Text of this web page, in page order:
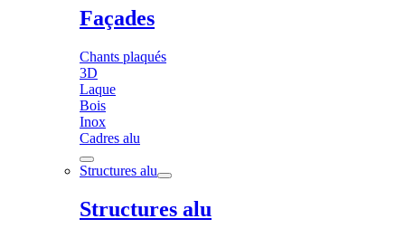
Façades
Chants plaqués
3D
Laque
Bois
Inox
Cadres alu
Structures alu
Structures alu